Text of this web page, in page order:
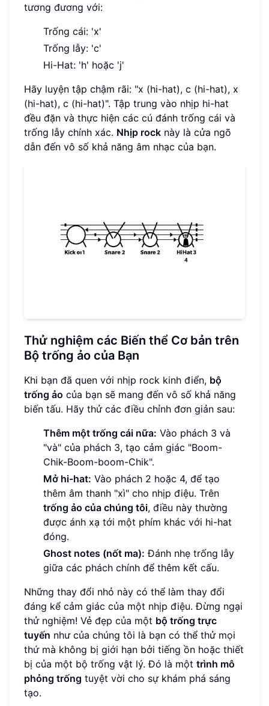
tương đương với:
Trống cái: 'x'
Trống lẫy: 'c'
Hi-Hat: 'h' hoặc 'j'
Hãy luyện tập chậm rãi: "x (hi-hat), c (hi-hat), x
(hi-hat), c (hi-hat)". Tập trung vào nhịp hi-hat
đều đặn và thực hiện các cú đánh trống cái và
trống lẫy chính xác. Nhịp rock này là cửa ngõ
dẫn đến vô số khả năng âm nhạc của bạn.
Thử nghiệm các Biến thể Cơ bản trên
Bộ trống ảo của Bạn
Khi bạn đã quen với nhịp rock kinh điển, bộ
trống ảo của bạn sẽ mang đến vô số khả năng
biến tấu. Hãy thử các điều chỉnh đơn giản sau:
Thêm một trống cái nữa: Vào phách 3 và
"và" của phách 3, tạo cảm giác "Boom-
Chik-Boom-boom-Chik".
Mở hi-hat: Vào phách 2 hoặc 4, để tạo
thêm âm thanh "xì" cho nhịp điệu. Trên
trống ảo của chúng tôi, điều này thường
được ánh xạ tới một phím khác với hi-hat
đóng.
Ghost notes (nốt ma): Đánh nhẹ trống lẫy
giữa các phách chính để thêm kết cấu.
Những thay đổi nhỏ này có thể làm thay đổi
đáng kể cảm giác của một nhịp điệu. Đừng ngại
thử nghiệm! Vẻ đẹp của một bộ trống trực
tuyến như của chúng tôi là bạn có thể thử mọi
thứ mà không bị giới hạn bởi tiếng ồn hoặc thiết
bị của một bộ trống vật lý. Đó là một trình mô
phỏng trống tuyệt vời cho sự khám phá sáng
tạo.